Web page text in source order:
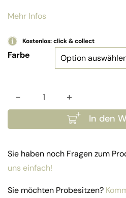
Mehr Infos
Kostenlos: click & collect
Farbe
Auflage Marlboro Bank
- +
In den
Sie haben noch Fragen zum
uns einfach!
Sie möchten Probesitzen?